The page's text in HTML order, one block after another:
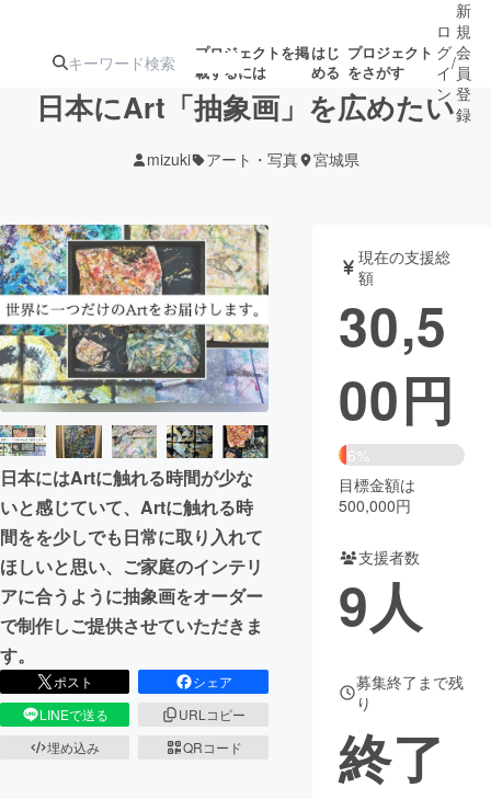
プロジェクトを掲
載するには
はじ
める
プロジェクト
をさがす
アート・写真
テクノロジー・ガジェット ゲーム・サ
映像・映画
ビジネス・起業 チャレンジ
まちづくり・地域活性化
CAMPFIRE for Social Good
CAMPFIRE Creation
CAMPFIREふるさと納税machi-ya コミュニティ
ロ
グ
イ
ン
/
新
規
会
員
登
録
日本にArt「抽象画」を広めたい
mizuki アート・写真 宮城県
日本にはArtに触れる時間が少な
いと感じていて、Artに触れる時
間をを少しでも日常に取り入れて
ほしいと思い、ご家庭のインテリ
アに合うように抽象画をオーダー
で制作しご提供させていただきま
す。
ポスト
シェア
LINEで送る
URLコピー
埋め込み
QRコード
現在の支援総
額
30,5
00円
6%
目標金額は
500,000円
支援者数
9人
募集終了まで残
り
終了